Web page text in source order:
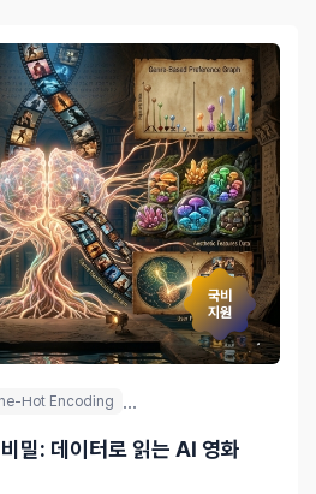
국비
지원
Hot Encoding ...
밀: 데이터로 읽는 AI 영화